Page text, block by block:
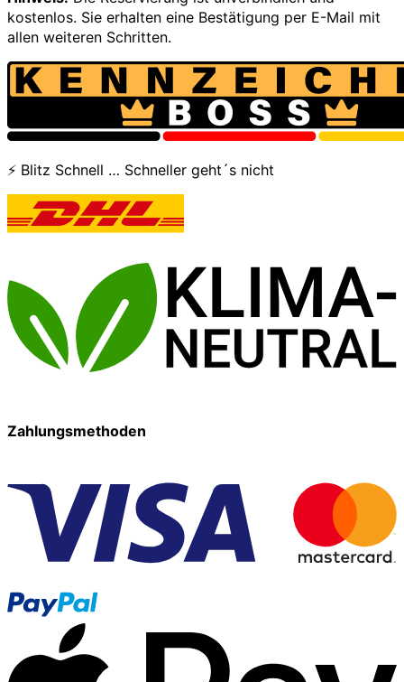
kostenlos. Sie erhalten eine Bestätigung per E-Mail mit
allen weiteren Schritten.
⚡ Blitz Schnell … Schneller geht´s nicht
Zahlungsmethoden